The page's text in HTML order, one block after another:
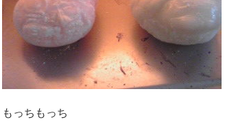
もっちもっち